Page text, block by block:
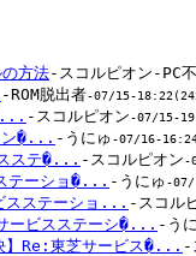
方法-スコルピオン-PC
-ROM脱出者-07/15-
... -スコルピオン-07/15-
ン�... -うにゅ -07/16-
ステ�... -スコルピオン-
テーショ�... -うにゅ -07/
ステーショ... -スコル
ビスステーシ�... -う
Re:東芝サービス�... -